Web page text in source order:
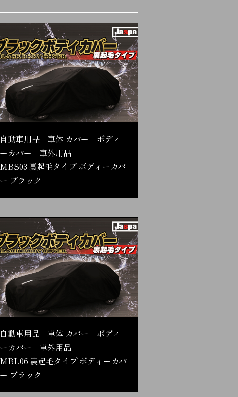
自動車用品 車体 カバー ボディ
ーカバー 車外用品
MBS03 裏起毛タイプ ボディーカバ
ー ブラック
自動車用品 車体 カバー ボディ
ーカバー 車外用品
MBL06 裏起毛タイプ ボディーカバ
ー ブラック